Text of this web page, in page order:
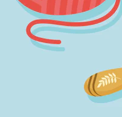
2026